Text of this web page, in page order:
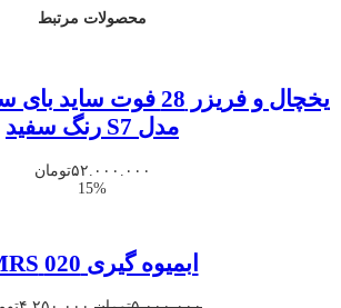
محصولات مرتبط
یخچال و فریزر 28 فوت
مدل S7 رنگ سفید
۵۲.۰۰۰.۰۰۰تومان
15%
ابمیوه گیری 020 MRS